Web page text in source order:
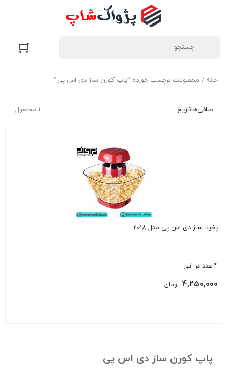
خانه / محصولات برچسب خورده “پاپ کورن ساز دی اس پی”
1 محصول صافی‌هاتاریخ
پفیلا ساز دی اس پی مدل 2018
4 عدد در انبار
4,250,000 تومان
پاپ کورن ساز دی اس پی